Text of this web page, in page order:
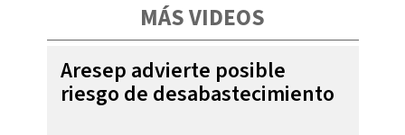
MÁS VIDEOS
Aresep advierte posible
riesgo de desabastecimiento